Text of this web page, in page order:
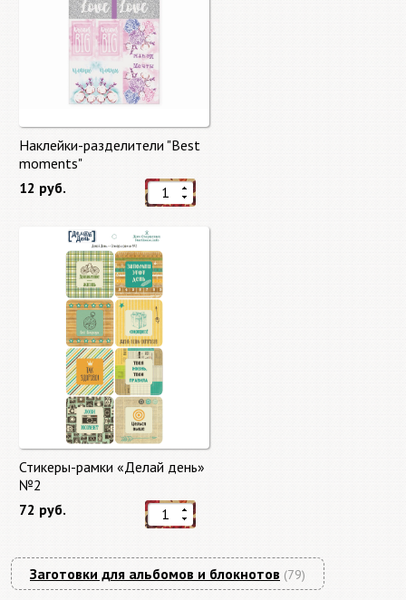
Наклейки-разделители "Best
moments"
12 руб.
Стикеры-рамки «Делай день»
№2
72 руб.
Заготовки для альбомов и блокнотов (79)